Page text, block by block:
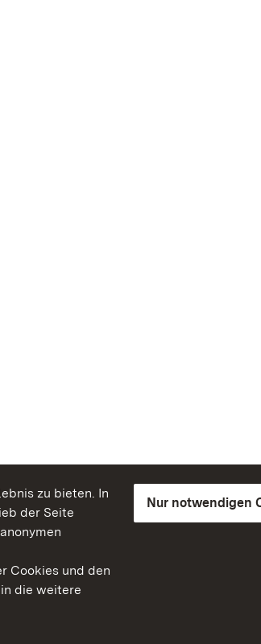
zu bieten. In
der Seite
Cookies und den
die weitere
Nur notwendigen